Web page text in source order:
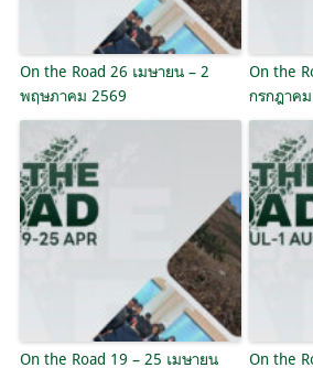
On the Road 26 เมษายน – 2
พฤษภาคม 2569
On the
กรกฎาค
On the Road 19 – 25 เมษายน
On the